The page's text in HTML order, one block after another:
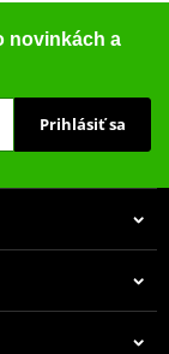
novinkách a
Prihlásiť sa